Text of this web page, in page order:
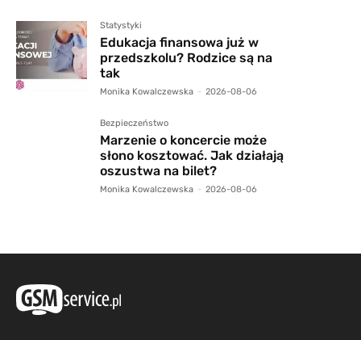
Statystyki
Edukacja finansowa już w
przedszkolu? Rodzice są na
tak
Monika Kowalczewska - 2026-08-06
Bezpieczeństwo
Marzenie o koncercie może
słono kosztować. Jak działają
oszustwa na bilet?
Monika Kowalczewska - 2026-08-06